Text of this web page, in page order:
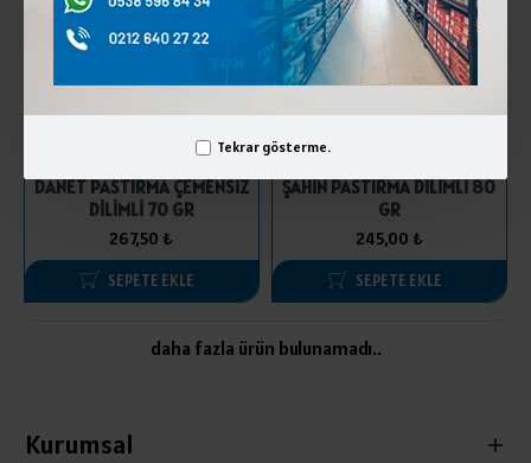
Tekrar gösterme.
DANET PASTIRMA ÇEMENSİZ
DİLİMLİ 70 GR
267,50 ₺
SEPETE EKLE
ŞAHİN PASTIRMA DİLİMLİ 80
GR
245,00 ₺
SEPETE EKLE
daha fazla ürün bulunamadı..
Kurumsal